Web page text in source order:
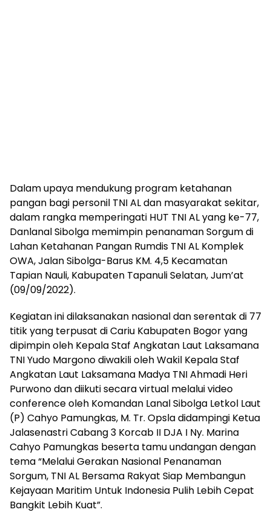
Dalam upaya mendukung program ketahanan
pangan bagi personil TNI AL dan masyarakat sekitar,
dalam rangka memperingati HUT TNI AL yang ke-77,
Danlanal Sibolga memimpin penanaman Sorgum di
Lahan Ketahanan Pangan Rumdis TNI AL Komplek
OWA, Jalan Sibolga-Barus KM. 4,5 Kecamatan
Tapian Nauli, Kabupaten Tapanuli Selatan, Jum’at
(09/09/2022).
Kegiatan ini dilaksanakan nasional dan serentak di 77
titik yang terpusat di Cariu Kabupaten Bogor yang
dipimpin oleh Kepala Staf Angkatan Laut Laksamana
TNI Yudo Margono diwakili oleh Wakil Kepala Staf
Angkatan Laut Laksamana Madya TNI Ahmadi Heri
Purwono dan diikuti secara virtual melalui video
conference oleh Komandan Lanal Sibolga Letkol Laut
(P) Cahyo Pamungkas, M. Tr. Opsla didampingi Ketua
Jalasenastri Cabang 3 Korcab II DJA I Ny. Marina
Cahyo Pamungkas beserta tamu undangan dengan
tema “Melalui Gerakan Nasional Penanaman
Sorgum, TNI AL Bersama Rakyat Siap Membangun
Kejayaan Maritim Untuk Indonesia Pulih Lebih Cepat
Bangkit Lebih Kuat”.